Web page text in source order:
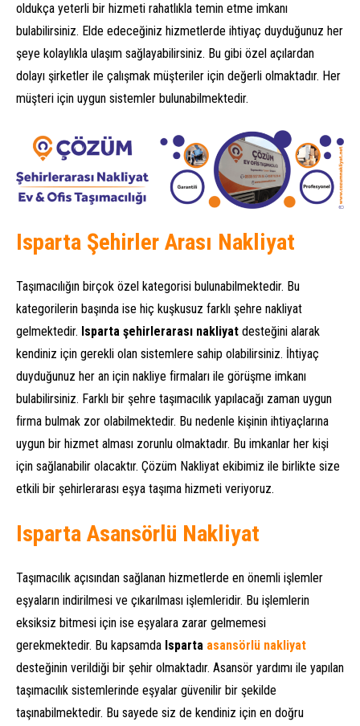
oldukça yeterli bir hizmeti rahatlıkla temin etme imkanı
bulabilirsiniz. Elde edeceğiniz hizmetlerde ihtiyaç duyduğunuz her
şeye kolaylıkla ulaşım sağlayabilirsiniz. Bu gibi özel açılardan
dolayı şirketler ile çalışmak müşteriler için değerli olmaktadır. Her
müşteri için uygun sistemler bulunabilmektedir.
Isparta Şehirler Arası Nakliyat
Taşımacılığın birçok özel kategorisi bulunabilmektedir. Bu
kategorilerin başında ise hiç kuşkusuz farklı şehre nakliyat
gelmektedir. Isparta şehirlerarası nakliyat desteğini alarak
kendiniz için gerekli olan sistemlere sahip olabilirsiniz. İhtiyaç
duyduğunuz her an için nakliye firmaları ile görüşme imkanı
bulabilirsiniz. Farklı bir şehre taşımacılık yapılacağı zaman uygun
firma bulmak zor olabilmektedir. Bu nedenle kişinin ihtiyaçlarına
uygun bir hizmet alması zorunlu olmaktadır. Bu imkanlar her kişi
için sağlanabilir olacaktır. Çözüm Nakliyat ekibimiz ile birlikte size
etkili bir şehirlerarası eşya taşıma hizmeti veriyoruz.
Isparta Asansörlü Nakliyat
Taşımacılık açısından sağlanan hizmetlerde en önemli işlemler
eşyaların indirilmesi ve çıkarılması işlemleridir. Bu işlemlerin
eksiksiz bitmesi için ise eşyalara zarar gelmemesi
gerekmektedir. Bu kapsamda Isparta asansörlü nakliyat
desteğinin verildiği bir şehir olmaktadır. Asansör yardımı ile yapılan
taşımacılık sistemlerinde eşyalar güvenilir bir şekilde
taşınabilmektedir. Bu sayede siz de kendiniz için en doğru